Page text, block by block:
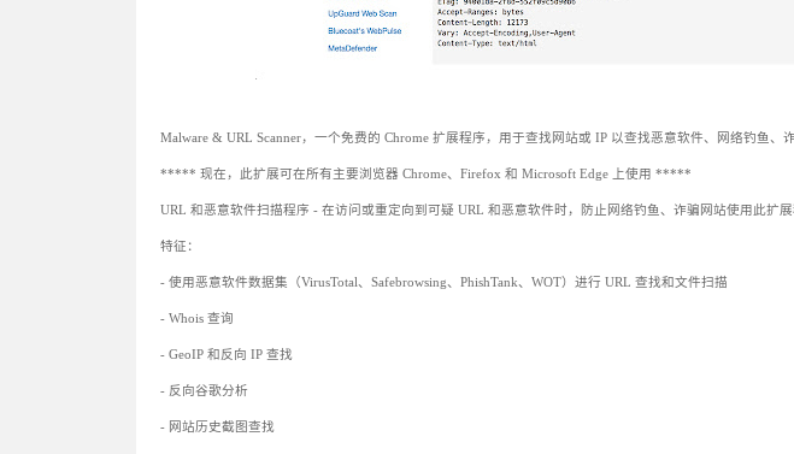
Malware & URL Scanner，一个免费的 Chrome 扩展程序，用于查找网站或 IP 以查找恶意软件、网络钓鱼、
***** 现在，此扩展可在所有主要浏览器 Chrome、Firefox 和 Microsoft Edge 上使用 *****
URL 和恶意软件扫描程序 - 在访问或重定向到可疑 URL 和恶意软件时，防止网络钓鱼、诈骗网站使用此扩展
特征：
- 使用恶意软件数据集（VirusTotal、Safebrowsing、PhishTank、WOT）进行 URL 查找和文件扫描
- Whois 查询
- GeoIP 和反向 IP 查找
- 反向谷歌分析
- 网站历史截图查找